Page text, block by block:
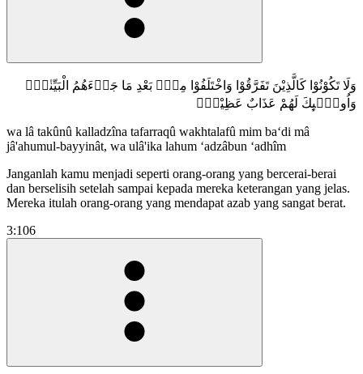
وَلَا تَكُوْنُوْا كَالَّذِيْنَ تَفَرَّقُوْا وَاخْتَلَفُوْا مِنْۢ بَعْدِ مَا جَاۤءَهُمُ الْبَيِّنٰتُۗ
وَاُولٰۤىِٕكَ لَهُمْ عَذَابٌ عَظِيْمٌۙ
wa lâ takûnû kalladzîna tafarraqû wakhtalafû mim ba‘di mâ
jâ'ahumul-bayyinât, wa ulâ'ika lahum ‘adzâbun ‘adhîm
Janganlah kamu menjadi seperti orang-orang yang bercerai-berai
dan berselisih setelah sampai kepada mereka keterangan yang jelas.
Mereka itulah orang-orang yang mendapat azab yang sangat berat.
3:106